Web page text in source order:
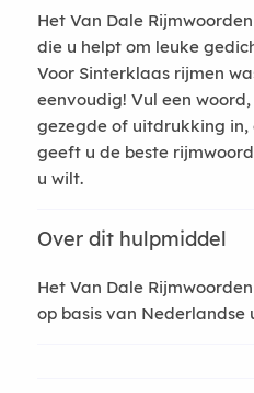
Het Van Dale
die u helpt om leuke
Voor Sinterklaas rijmen
eenvoudig! Vul een
gezegde of uitdrukking
geeft u de beste
u wilt.
Over dit hulpmiddel
Het Van Dale
op basis van Nederlandse